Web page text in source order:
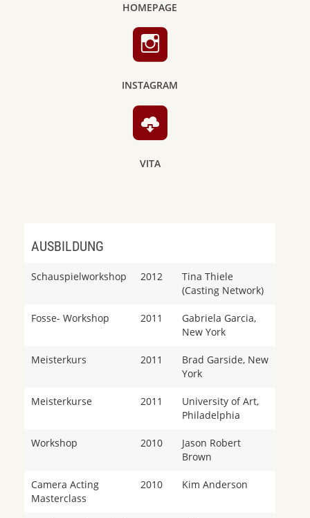
HOMEPAGE
INSTAGRAM
VITA
AUSBILDUNG
Schauspielworkshop 2012
Tina Thiele
(Casting Network)
Fosse- Workshop 2011
Gabriela Garcia,
New York
Meisterkurs 2011
Brad Garside, New
York
Meisterkurse 2011
University of Art,
Philadelphia
Workshop 2010
Jason Robert
Brown
Camera Acting
Masterclass
2010 Kim Anderson